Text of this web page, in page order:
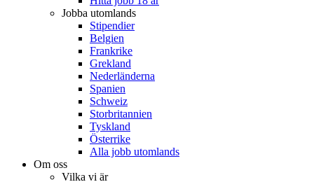
Jobba utomlands
Stipendier
Belgien
Frankrike
Grekland
Nederländerna
Spanien
Schweiz
Storbritannien
Tyskland
Österrike
Alla jobb utomlands
Om oss
Vilka vi är